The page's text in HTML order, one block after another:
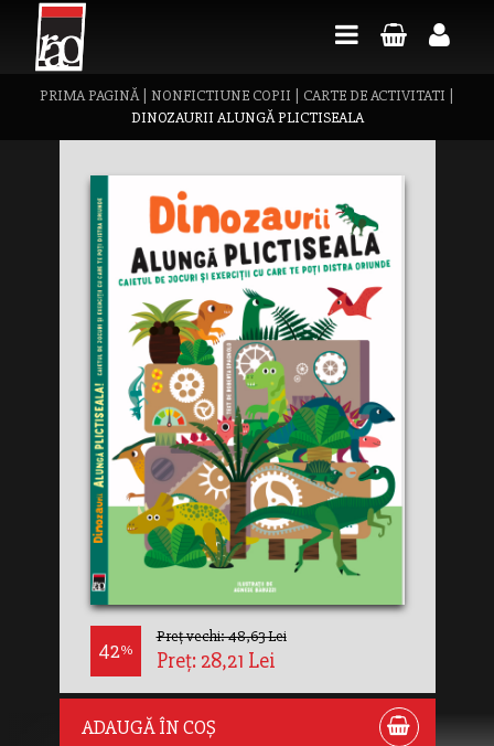
PRIMA PAGINĂ| NONFICTIUNE COPII CARTE DE ACTIVITATI
DINOZAURII ALUNGĂ PLICTISEALA
42%
Preț vechi: 48,63 Lei
Preț: 28,21 Lei
ADAUGĂ ÎN COȘ